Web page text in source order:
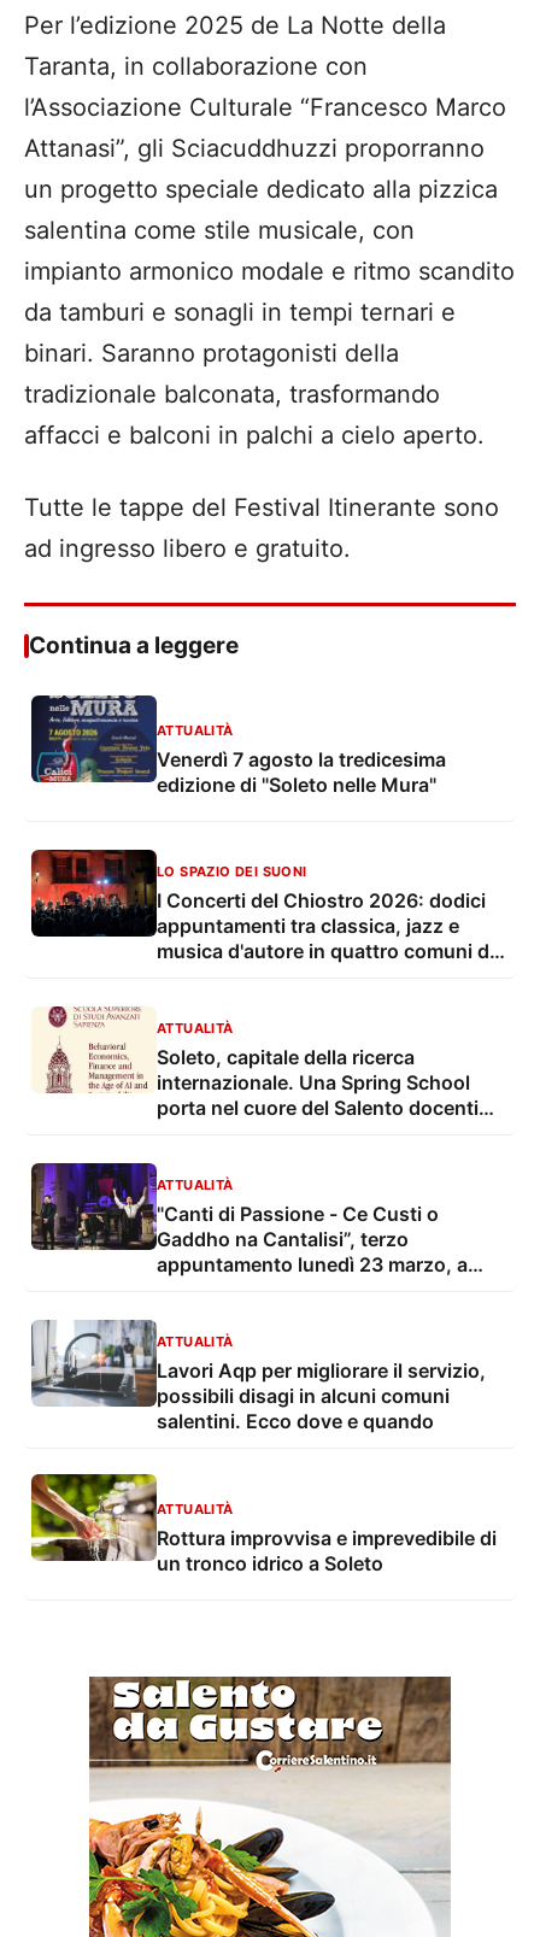
Per l’edizione 2025 de La Notte della
Taranta, in collaborazione con
l’Associazione Culturale “Francesco Marco
Attanasi”, gli Sciacuddhuzzi proporranno
un progetto speciale dedicato alla pizzica
salentina come stile musicale, con
impianto armonico modale e ritmo scandito
da tamburi e sonagli in tempi ternari e
binari. Saranno protagonisti della
tradizionale balconata, trasformando
affacci e balconi in palchi a cielo aperto.
Tutte le tappe del Festival Itinerante sono
ad ingresso libero e gratuito.
Continua a leggere
ATTUALITÀ
Venerdì 7 agosto la tredicesima
edizione di "Soleto nelle Mura"
LO SPAZIO DEI SUONI
I Concerti del Chiostro 2026: dodici
appuntamenti tra classica, jazz e
musica d'autore in quattro comuni del
ATTUALITÀ
Soleto, capitale della ricerca
internazionale. Una Spring School
porta nel cuore del Salento docenti
ATTUALITÀ
"Canti di Passione - Ce Custi o
Gaddho na Cantalisi”, terzo
appuntamento lunedì 23 marzo, a
Mediterranea, Faraualla
ATTUALITÀ
Lavori Aqp per migliorare il servizio,
possibili disagi in alcuni comuni
salentini. Ecco dove e quando
ATTUALITÀ
Rottura improvvisa e imprevedibile di
un tronco idrico a Soleto